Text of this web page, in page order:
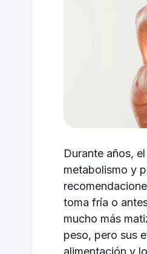
Durante años,
metabolismo y
toma fría o
mucho más
peso, pero sus
alimentación y